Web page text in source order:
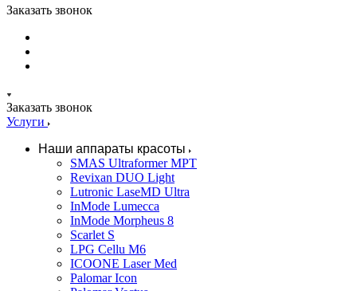
Заказать звонок
Заказать звонок
Услуги
Наши аппараты красоты
SMAS Ultraformer MPT
Revixan DUO Light
Lutronic LaseMD Ultra
InMode Lumecca
InMode Morpheus 8
Scarlet S
LPG Cellu M6
ICOONE Laser Med
Palomar Icon